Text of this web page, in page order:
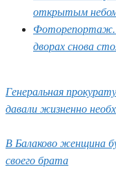
открытым
Фоторепортаж.
дворах снова
Генеральная
давали жизненно
В Балаково женщина
своего брата